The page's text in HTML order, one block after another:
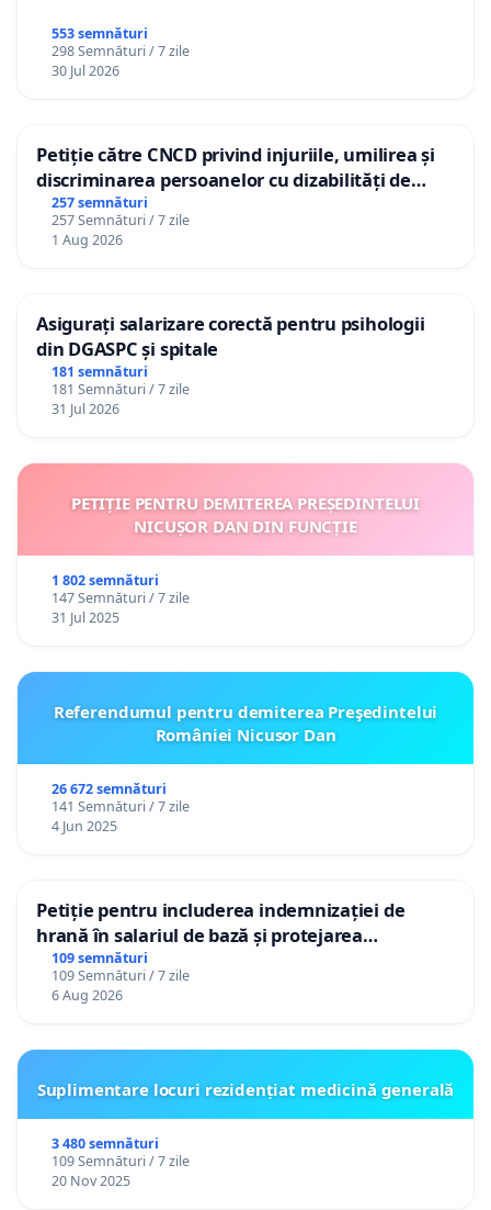
553 semnături
298 Semnături / 7 zile
30 Jul 2026
Petiție către CNCD privind injuriile, umilirea și
discriminarea persoanelor cu dizabilități de
către utilizatorul TikTok „Gorici”
257 semnături
257 Semnături / 7 zile
1 Aug 2026
Asigurați salarizare corectă pentru psihologii
din DGASPC și spitale
181 semnături
181 Semnături / 7 zile
31 Jul 2026
PETIȚIE PENTRU DEMITEREA PREȘEDINTELUI
NICUȘOR DAN DIN FUNCȚIE
1 802 semnături
147 Semnături / 7 zile
31 Jul 2025
Referendumul pentru demiterea Preşedintelui
României Nicusor Dan
26 672 semnături
141 Semnături / 7 zile
4 Jun 2025
Petiție pentru includerea indemnizației de
hrană în salariul de bază și protejarea
gradațiilor de vechime pentru asistenții
personali
109 semnături
109 Semnături / 7 zile
6 Aug 2026
Suplimentare locuri rezidențiat medicină generală
3 480 semnături
109 Semnături / 7 zile
20 Nov 2025